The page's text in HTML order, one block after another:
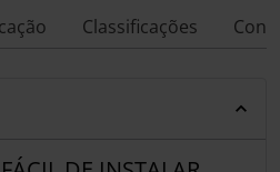
Classificações